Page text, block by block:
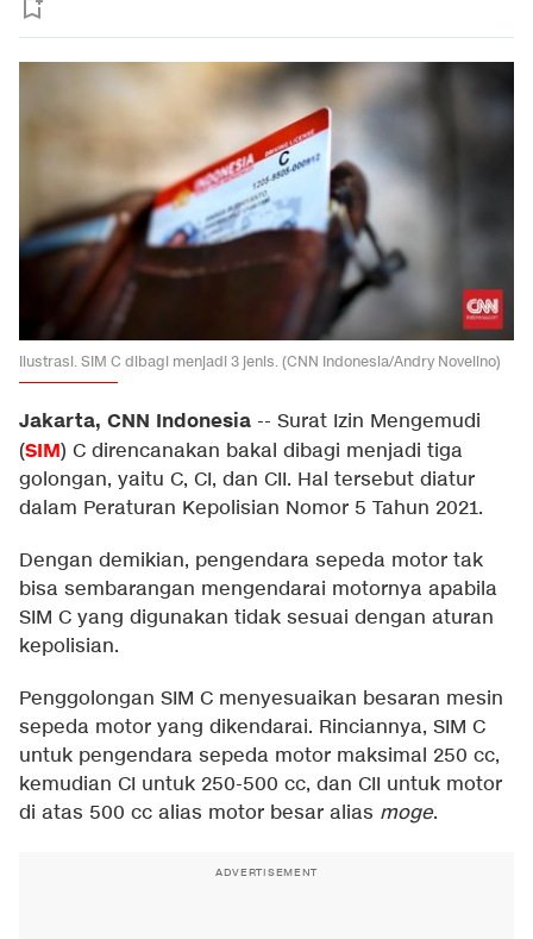
Ilustrasi. SIM C dibagi menjadi 3 jenis. (CNN Indonesia/Andry Novelino)
Jakarta, CNN Indonesia -- Surat Izin Mengemudi
(SIM) C direncanakan bakal dibagi menjadi tiga
golongan, yaitu C, CI, dan CII. Hal tersebut diatur
dalam Peraturan Kepolisian Nomor 5 Tahun 2021.
Dengan demikian, pengendara sepeda motor tak
bisa sembarangan mengendarai motornya apabila
SIM C yang digunakan tidak sesuai dengan aturan
kepolisian.
Penggolongan SIM C menyesuaikan besaran mesin
sepeda motor yang dikendarai. Rinciannya, SIM C
untuk pengendara sepeda motor maksimal 250 cc,
kemudian CI untuk 250-500 cc, dan CII untuk motor
di atas 500 cc alias motor besar alias moge.
ADVERTISEMENT